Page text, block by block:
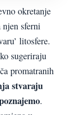
okretanje
njen sferni
litosfere.
sugeriraju
promatranih
stvaraju
.